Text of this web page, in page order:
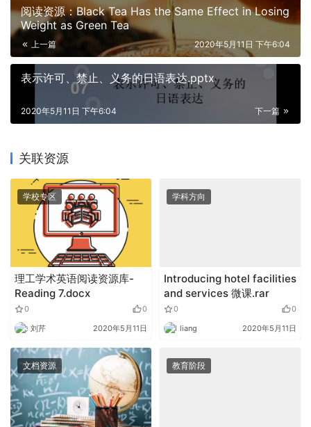
阅读资源：Black Tea Has the Same Effect in Losing
Weight as Green Tea
上一篇 2020年5月11日 下午6:04
表示许可、禁止、义务的日语表达.pptx
下一篇
2020年5月11日 下午6:04
关联资源
学校专区
理工学术英语阅读资源库-
Reading 7.docx
0 0
刘芹 2020年5月11日
学科方向
Introducing hotel facilities
and services 微课.rar
0 0
liang 2020年5月11日
文档资源 教育阶段